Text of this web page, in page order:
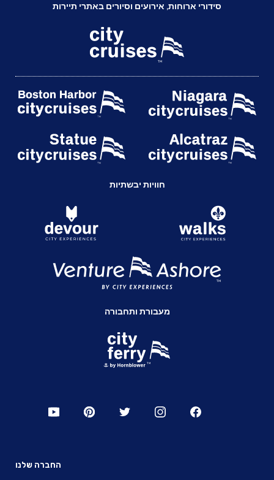
סידורי ארוחות, אירועים וסיורים באתרי תיירות
חוויות יבשתיות
מעבורת ותחבורה
החברה שלנו